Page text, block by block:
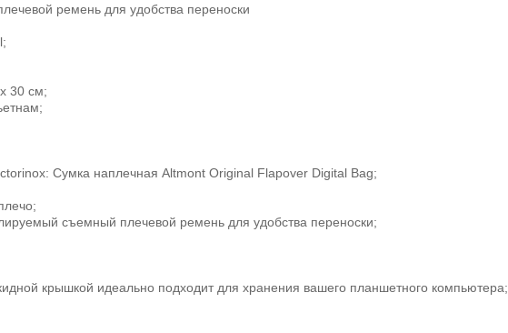
ремень для удобства переноски
30 см;
Сумка наплечная Altmont Original Flapover Digital Bag;
съемный плечевой ремень для удобства переноски;
крышкой идеально подходит для хранения вашего планшетного компьютера;